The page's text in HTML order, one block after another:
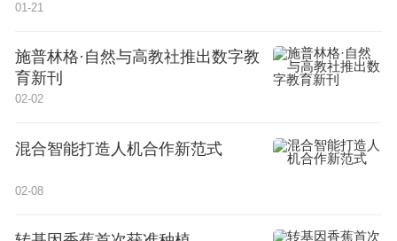
5.共鸣
三、简答题(15‘×2)
1.简析《日出》在戏剧结构上的特点。
2.简述抒情作品的特点。
四、论述题(20'×2)
1.五四以来中国新诗的发展与外国诗歌的影响有
01-21
施普林格·自然与高教社推出数字教
育新刊
02-02
混合智能打造人机合作新范式
02-08